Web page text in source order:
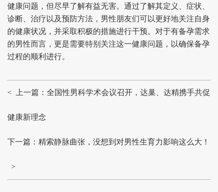
健康问题，但尽早了解有益无害。通过了解其定义、症状、
诊断、治疗以及预防方法，男性朋友们可以更好地关注自身
的健康状况，并采取积极的措施进行干预。对于有备孕需求
的男性而言，更是需要特别关注这一健康问题，以确保备孕
过程的顺利进行。
< 上一篇：全国性男科学术会议召开，达巢、达精携手共促
健康新理念
下一篇：精索静脉曲张，没想到对男性生育力影响这么大！
>